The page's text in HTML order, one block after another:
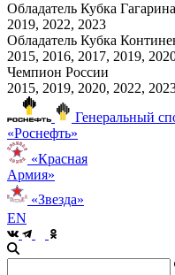
Обладатель Кубка Гагарина
2019, 2022, 2023
Обладатель Кубка
2015, 2016, 2017, 2019,
Чемпион России
2015, 2019, 2020, 2022,
Генеральный
«Роснефть»
«Красная
Армия»
«Звезда»
EN